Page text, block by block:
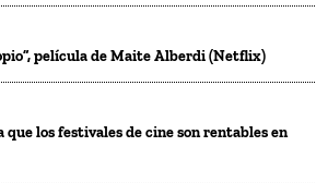
película de Maite Alberdi (Netflix)
los festivales de cine son rentables en